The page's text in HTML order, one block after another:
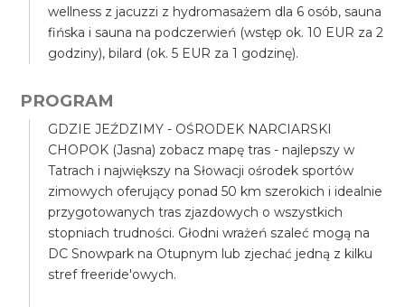
wellness z jacuzzi z hydromasażem dla 6 osób, sauna
fińska i sauna na podczerwień (wstęp ok. 10 EUR za 2
godziny), bilard (ok. 5 EUR za 1 godzinę).
PROGRAM
GDZIE JEŹDZIMY - OŚRODEK NARCIARSKI
CHOPOK (Jasna) zobacz mapę tras - najlepszy w
Tatrach i największy na Słowacji ośrodek sportów
zimowych oferujący ponad 50 km szerokich i idealnie
przygotowanych tras zjazdowych o wszystkich
stopniach trudności. Głodni wrażeń szaleć mogą na
DC Snowpark na Otupnym lub zjechać jedną z kilku
stref freeride'owych.